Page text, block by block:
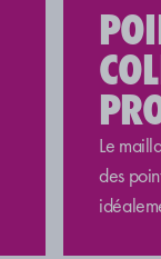
Le
des